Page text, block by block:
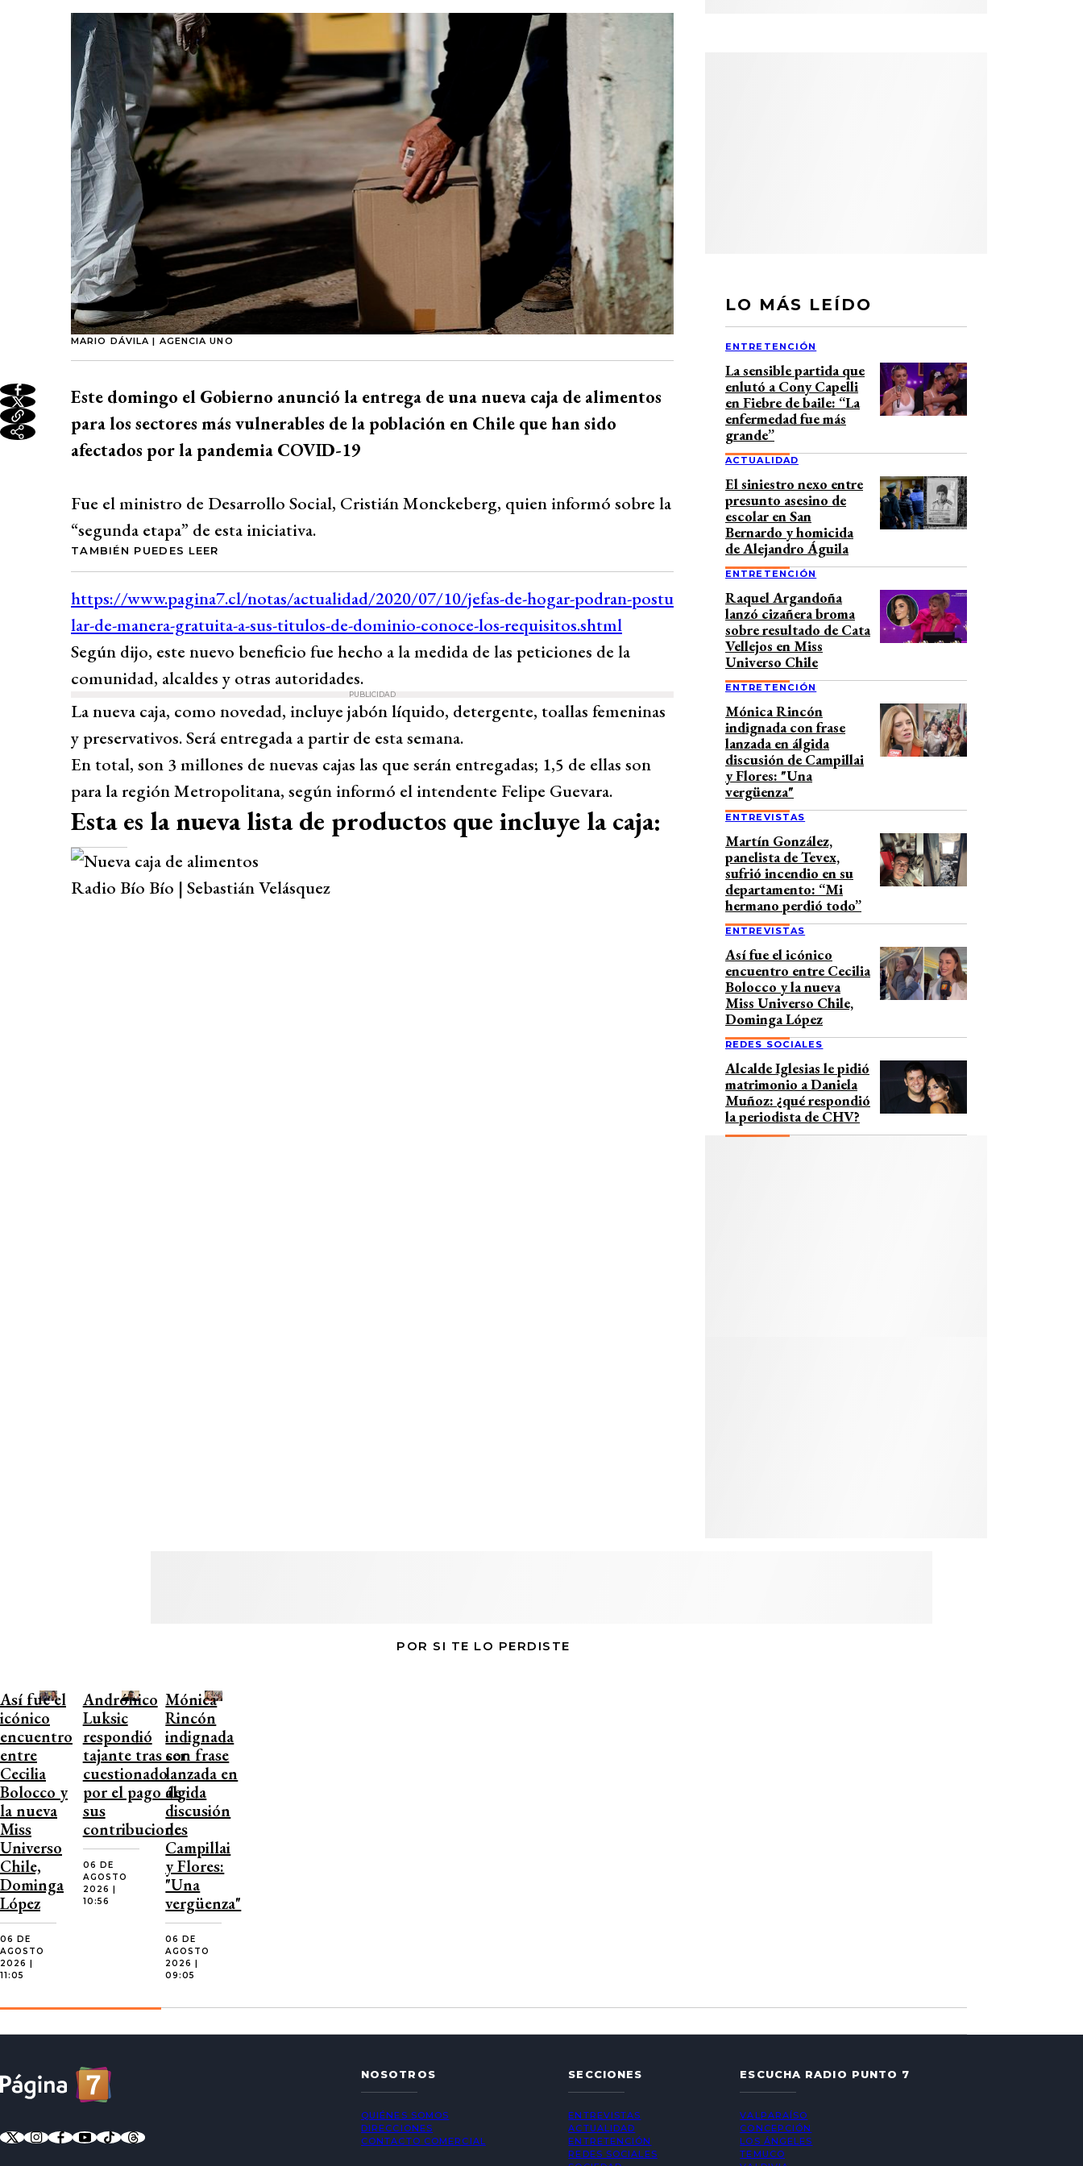
MARIO DÁVILA | AGENCIA UNO
Este domingo el Gobierno anunció la entrega de una nueva caja de alimentos
para los sectores más vulnerables de la población en Chile que han sido
afectados por la pandemia COVID-19
Fue el ministro de Desarrollo Social, Cristián Monckeberg, quien informó sobre la
“segunda etapa” de esta iniciativa.
TAMBIÉN PUEDES LEER
Según dijo, este nuevo beneficio fue hecho a la medida de las peticiones de la
comunidad, alcaldes y otras autoridades.
PUBLICIDAD
La nueva caja, como novedad, incluye jabón líquido, detergente, toallas femeninas
y preservativos. Será entregada a partir de esta semana.
En total, son 3 millones de nuevas cajas las que serán entregadas; 1,5 de ellas son
para la región Metropolitana, según informó el intendente Felipe Guevara.
Esta es la nueva lista de productos que incluye la caja:
Radio Bío Bío | Sebastián Velásquez
LO MÁS LEÍDO
ENTRETENCIÓN
La sensible partida que
enlutó a Cony Capelli
en Fiebre de baile: “La
enfermedad fue más
grande”
ACTUALIDAD
El siniestro nexo entre
presunto asesino de
escolar en San
Bernardo y homicida
de Alejandro Águila
ENTRETENCIÓN
Raquel Argandoña
lanzó cizañera broma
sobre resultado de Cata
Vellejos en Miss
Universo Chile
ENTRETENCIÓN
Mónica Rincón
indignada con frase
lanzada en álgida
discusión de Campillai
y Flores: "Una
vergüenza"
ENTREVISTAS
Martín González,
panelista de Tevex,
sufrió incendio en su
departamento: “Mi
hermano perdió todo”
ENTREVISTAS
Así fue el icónico
encuentro entre Cecilia
Bolocco y la nueva
Miss Universo Chile,
Dominga López
REDES SOCIALES
Alcalde Iglesias le pidió
matrimonio a Daniela
Muñoz: ¿qué respondió
la periodista de CHV?
POR SI TE LO PERDISTE
Así fue el
icónico
encuentro
entre
Cecilia
Bolocco y
la nueva
Miss
Universo
Chile,
Dominga
López
06 DE
AGOSTO
2026 |
11:05
Andrónico
Luksic
respondió
tajante tras ser
cuestionado
por el pago de
sus
contribuciones
06 DE
AGOSTO
2026 |
10:56
Mónica
Rincón
indignada
con frase
lanzada en
álgida
discusión
de
Campillai
y Flores:
"Una
vergüenza"
06 DE
AGOSTO
2026 |
09:05
NOSOTROS
QUIÉNES SOMOS
DIRECCIONES
CONTACTO COMERCIAL
SECCIONES
ENTREVISTAS
ACTUALIDAD
ENTRETENCIÓN
REDES SOCIALES
ESCUCHA RADIO PUNTO 7
VALPARAÍSO
CONCEPCIÓN
LOS ÁNGELES
TEMUCO